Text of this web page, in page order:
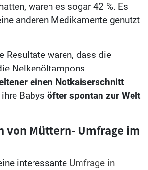
waren es sogar 42 %. Es
anderen Medikamente genutzt
Resultate waren, dass die
Nelkenöltampons
einen Notkaiserschnitt
Babys öfter spontan zur Welt
von Müttern- Umfrage im
interessante Umfrage in